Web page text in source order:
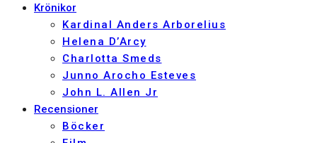
Krönikor
Kardinal Anders Arborelius
Helena D’Arcy
Charlotta Smeds
Junno Arocho Esteves
John L. Allen Jr
Recensioner
Böcker